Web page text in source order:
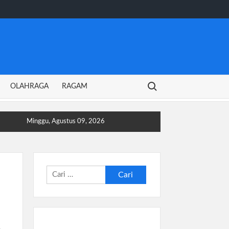
OLAHRAGA RAGAM
Search for:
Minggu, Agustus 09, 2026
untuk: